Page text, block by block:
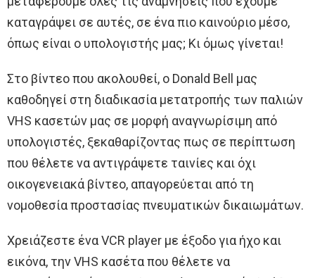
καταγράψει σε αυτές, σε ένα πιο καινούριο μέσο,
όπως είναι ο υπολογιστής μας; Κι όμως γίνεται!
Στο βίντεο που ακολουθεί, ο Donald Bell μας
καθοδηγεί στη διαδικασία μετατροπής των παλιών
VHS κασετών μας σε μορφή αναγνωρίσιμη από
υπολογιστές, ξεκαθαρίζοντας πως σε περίπτωση
που θέλετε να αντιγράψετε ταινίες και όχι
οικογενειακά βίντεο, απαγορεύεται από τη
νομοθεσία προστασίας πνευματικών δικαιωμάτων.
Χρειάζεστε ένα VCR player με έξοδο για ήχο και
εικόνα, την VHS κασέτα που θέλετε να